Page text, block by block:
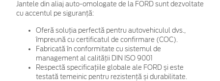
Jantele din aliaj auto-omologate de la FORD sunt dezvoltate
cu accentul pe siguranță:
Oferă soluția perfectă pentru autovehiculul dvs.,
împreună cu certificatul de confirmare (COC).
Fabricată în conformitate cu sistemul de
management al calității DIN ISO 9001
Respectă specificațiile globale ale FORD și este
testată temeinic pentru rezistență și durabilitate.